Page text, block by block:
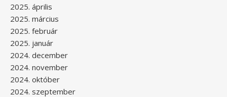
2025. április
2025. március
2025. február
2025. január
2024. december
2024. november
2024. október
2024. szeptember